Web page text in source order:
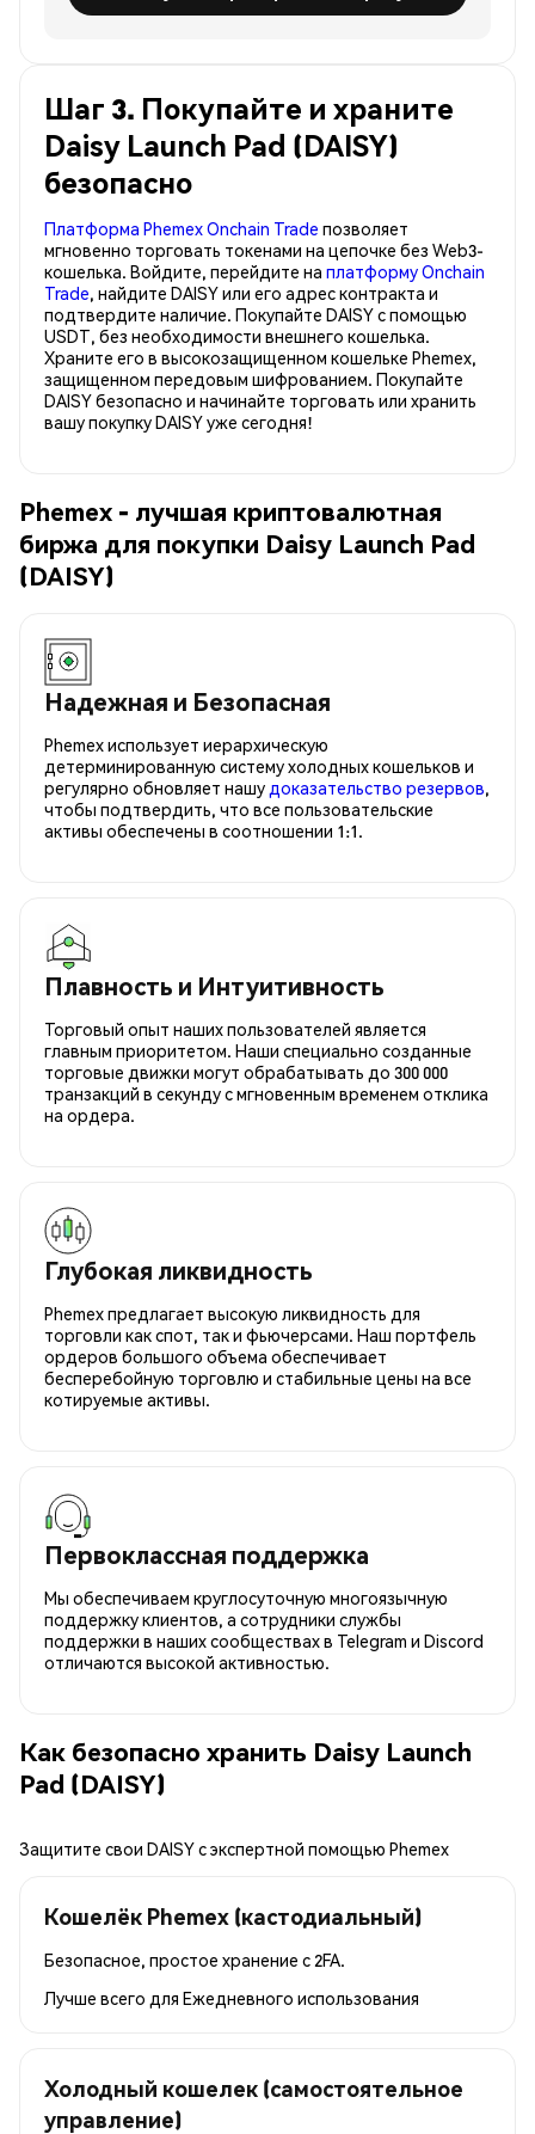
Шаг 3. Покупайте и храните
Daisy Launch Pad (DAISY)
безопасно
Платформа Phemex Onchain Trade позволяет
мгновенно торговать токенами на цепочке без Web3-
кошелька. Войдите, перейдите на платформу Onchain
Trade, найдите DAISY или его адрес контракта и
подтвердите наличие. Покупайте DAISY с помощью
USDT, без необходимости внешнего кошелька.
Храните его в высокозащищенном кошельке Phemex,
защищенном передовым шифрованием. Покупайте
DAISY безопасно и начинайте торговать или хранить
вашу покупку DAISY уже сегодня!
Phemex - лучшая криптовалютная
биржа для покупки Daisy Launch Pad
(DAISY)
Надежная и Безопасная
Phemex использует иерархическую
детерминированную систему холодных кошельков и
регулярно обновляет нашу доказательство резервов,
чтобы подтвердить, что все пользовательские
активы обеспечены в соотношении 1:1.
Плавность и Интуитивность
Торговый опыт наших пользователей является
главным приоритетом. Наши специально созданные
торговые движки могут обрабатывать до 300 000
транзакций в секунду с мгновенным временем отклика
на ордера.
Глубокая ликвидность
Phemex предлагает высокую ликвидность для
торговли как спот, так и фьючерсами. Наш портфель
ордеров большого объема обеспечивает
бесперебойную торговлю и стабильные цены на все
котируемые активы.
Первоклассная поддержка
Мы обеспечиваем круглосуточную многоязычную
поддержку клиентов, а сотрудники службы
поддержки в наших сообществах в Telegram и Discord
отличаются высокой активностью.
Как безопасно хранить Daisy Launch
Pad (DAISY)
Защитите свои DAISY с экспертной помощью Phemex
Кошелёк Phemex (кастодиальный)
Безопасное, простое хранение с 2FA.
Лучше всего для Ежедневного использования
Холодный кошелек (самостоятельное
управление)